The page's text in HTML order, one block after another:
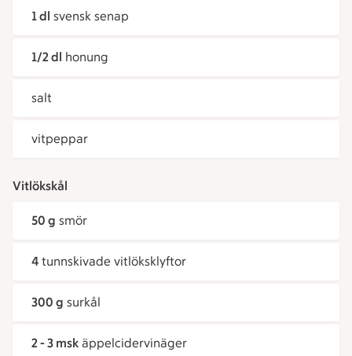
1 dl svensk senap
1/2 dl honung
salt
vitpeppar
Vitlökskål
50 g smör
4 tunnskivade vitlöksklyftor
300 g surkål
2 - 3 msk äppelcidervinäger